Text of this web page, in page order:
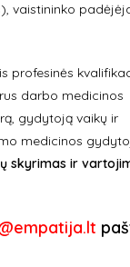
vaistininko
profesinės
darbo medicinos
gydytoją vaikų ir
medicinos
skyrimas ir